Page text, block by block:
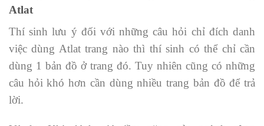
Atlat
Thí sinh lưu ý đối với những câu hỏi chỉ đích danh
việc dùng Atlat trang nào thì thí sinh có thể chỉ cần
dùng 1 bản đồ ở trang đó. Tuy nhiên cũng có những
câu hỏi khó hơn cần dùng nhiều trang bản đồ để trả
lời.